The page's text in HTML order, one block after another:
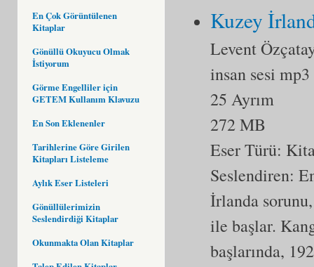
En Çok Görüntülenen
Kitaplar
Gönüllü Okuyucu Olmak
İstiyorum
Görme Engelliler için
GETEM Kullanım Klavuzu
En Son Eklenenler
Tarihlerine Göre Girilen
Kitapları Listeleme
Aylık Eser Listeleri
Gönüllülerimizin
Seslendirdiği Kitaplar
Okunmakta Olan Kitaplar
Kuzey
Levent
insan sesi mp3
25 Ayrım
272 MB
Eser Türü:
Seslendiren:
İrlanda
ile başlar.
başlarında,